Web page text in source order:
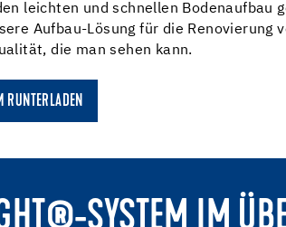
leichten und schnellen
Aufbau-Lösung für die
die man sehen kann.